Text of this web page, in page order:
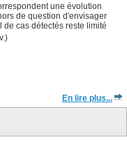
une évolution
de question d'envisager
cas détectés reste limité
En lire plus...